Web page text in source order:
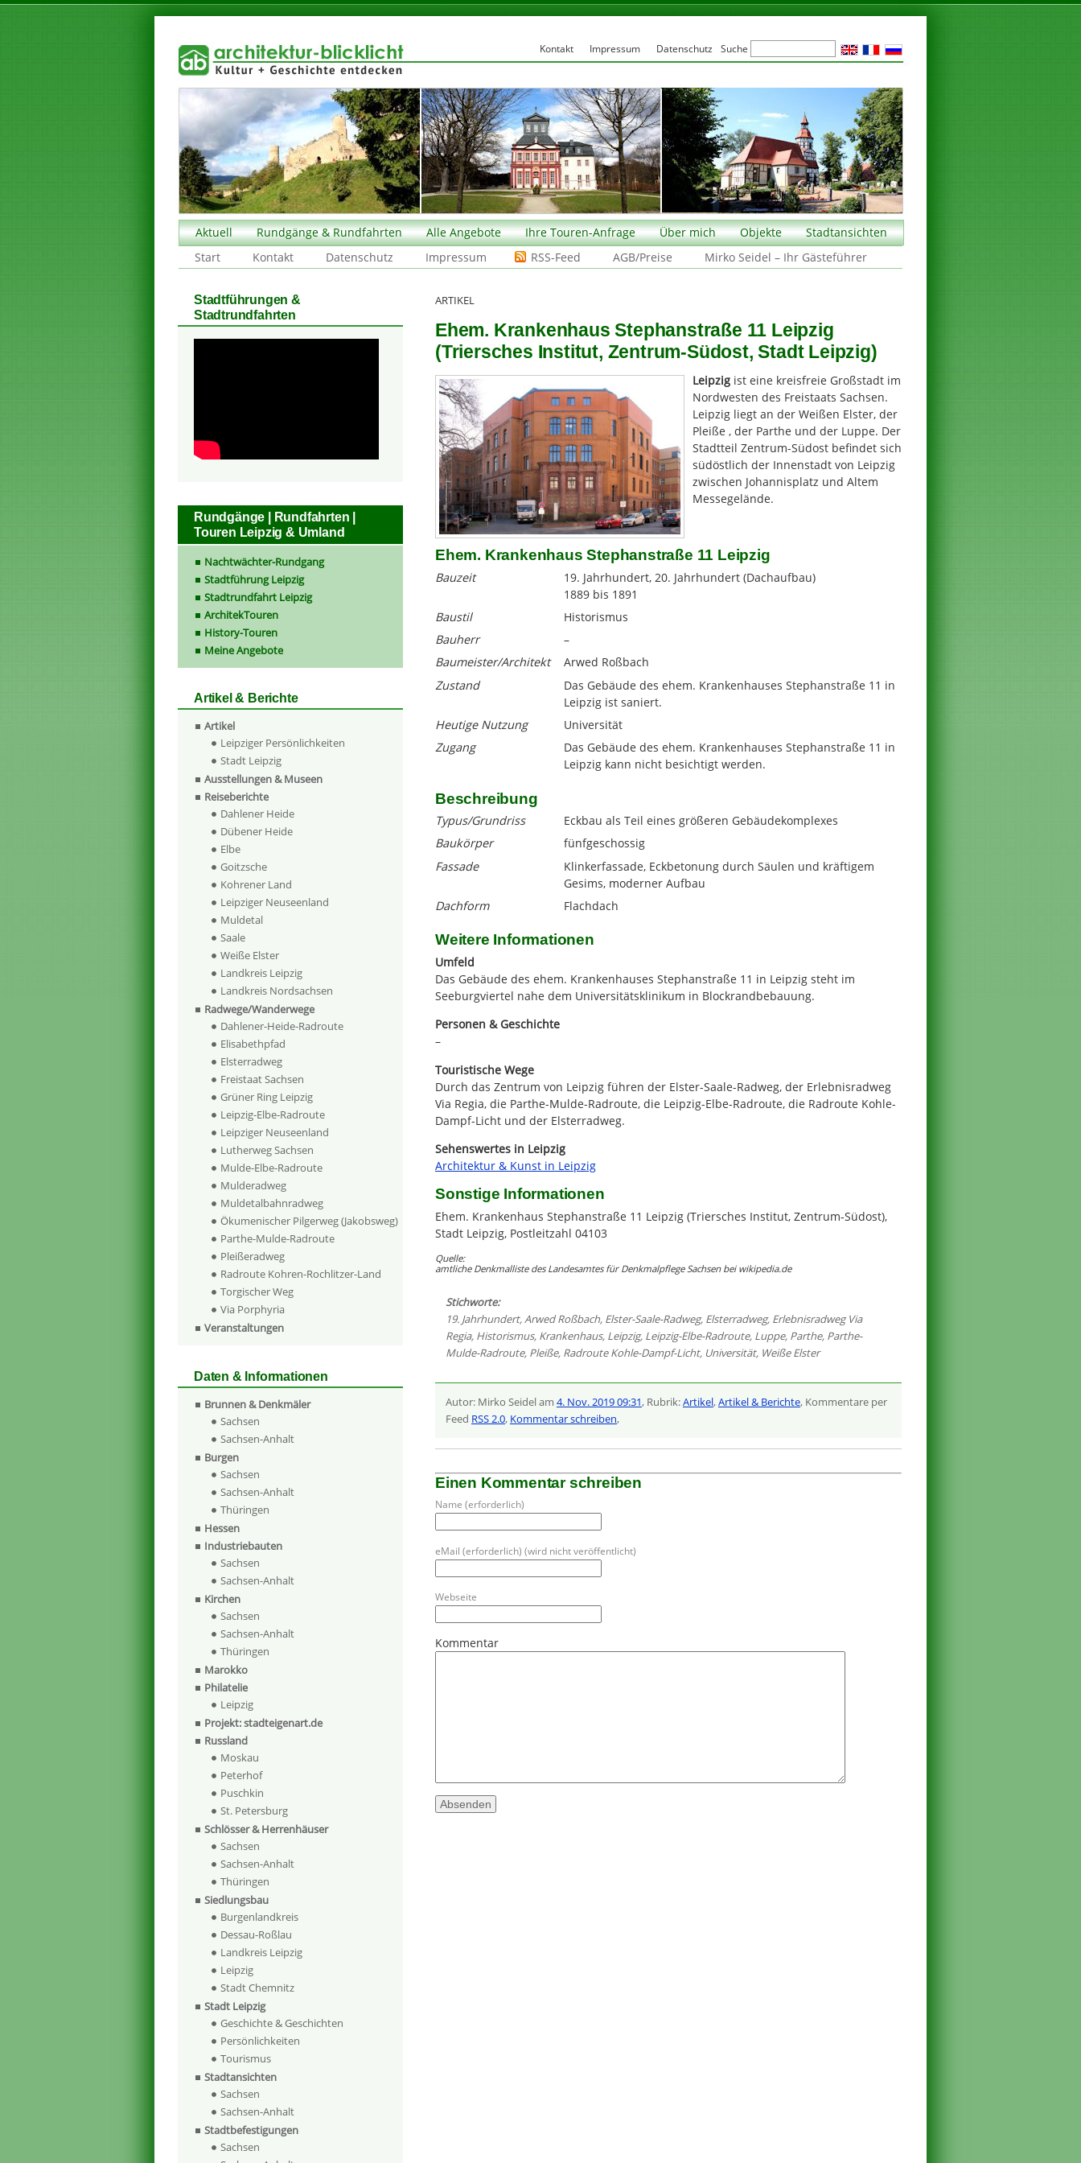
Aktuell Rundgänge & Rundfahrten Alle Angebote Ihre Touren-Anfrage Über mich Objekte
Stadtansichten
Start
Kontakt Datenschutz Impressum RSS-Feed AGB/Preise Mirko Seidel – Ihr Gästeführer
ARTIKEL
Ehem. Krankenhaus Stephanstraße 11 Leipzig
(Triersches Institut, Zentrum-Südost, Stadt Leipzig)
Leipzig ist eine kreisfreie Großstadt im
Nordwesten des Freistaats Sachsen.
Leipzig liegt an der Weißen Elster, der
Pleiße , der Parthe und der Luppe. Der
Stadtteil Zentrum-Südost befindet sich
südöstlich der Innenstadt von Leipzig
zwischen Johannisplatz und Altem
Messegelände.
Ehem. Krankenhaus Stephanstraße 11 Leipzig
Bauzeit
19. Jahrhundert, 20. Jahrhundert (Dachaufbau)
1889 bis 1891
Baustil
Historismus
Bauherr
–
Baumeister/Architekt
Arwed Roßbach
Zustand
Das Gebäude des ehem. Krankenhauses Stephanstraße 11 in
Leipzig ist saniert.
Heutige Nutzung
Universität
Zugang
Das Gebäude des ehem. Krankenhauses Stephanstraße 11 in
Leipzig kann nicht besichtigt werden.
Beschreibung
Typus/Grundriss
Eckbau als Teil eines größeren Gebäudekomplexes
Baukörper
fünfgeschossig
Fassade
Klinkerfassade, Eckbetonung durch Säulen und kräftigem
Gesims, moderner Aufbau
Dachform
Flachdach
Weitere Informationen
Umfeld
Das Gebäude des ehem. Krankenhauses Stephanstraße 11 in Leipzig steht im
Seeburgviertel nahe dem Universitätsklinikum in Blockrandbebauung.
Personen & Geschichte
–
Touristische Wege
Durch das Zentrum von Leipzig führen der Elster-Saale-Radweg, der Erlebnisradweg
Via Regia, die Parthe-Mulde-Radroute, die Leipzig-Elbe-Radroute, die Radroute Kohle-
Dampf-Licht und der Elsterradweg.
Sehenswertes in Leipzig
Architektur & Kunst in Leipzig
Sonstige Informationen
Ehem. Krankenhaus Stephanstraße 11 Leipzig (Triersches Institut, Zentrum-Südost),
Stadt Leipzig, Postleitzahl 04103
Quelle:
amtliche Denkmalliste des Landesamtes für Denkmalpflege Sachsen bei wikipedia.de
Stichworte:
19. Jahrhundert,Arwed Roßbach, Elster-Saale-Radweg, Elsterradweg, Erlebnisradweg Via
Regia, Historismus, Krankenhaus, Leipzig, Leipzig-Elbe-Radroute, Luppe, Parthe, Parthe-
Mulde-Radroute, Pleiße, Radroute Kohle-Dampf-Licht, Universität, Weiße Elster
Autor: Mirko Seidel am 4. Nov. 2019 09:31, Rubrik:Artikel,Artikel & Berichte, Kommentare per
Feed RSS 2.0, Kommentar schreiben,
Einen Kommentar schreiben
Name (erforderlich)
eMail (erforderlich) (wird nicht veröffentlicht)
Webseite
Kommentar
Stadtführungen &
Stadtrundfahrten
Rundgänge | Rundfahrten |
Touren Leipzig & Umland
Nachtwächter-Rundgang
Stadtführung Leipzig
Stadtrundfahrt Leipzig
ArchitekTouren
History-Touren
Meine Angebote
Artikel & Berichte
Artikel
Leipziger Persönlichkeiten
Stadt Leipzig
Ausstellungen & Museen
Reiseberichte
Dahlener Heide
Dübener Heide
Elbe
Goitzsche
Kohrener Land
Leipziger Neuseenland
Muldetal
Saale
Weiße Elster
Landkreis Leipzig
Landkreis Nordsachsen
Radwege/Wanderwege
Dahlener-Heide-Radroute
Elisabethpfad
Elsterradweg
Freistaat Sachsen
Grüner Ring Leipzig
Leipzig-Elbe-Radroute
Leipziger Neuseenland
Lutherweg Sachsen
Mulde-Elbe-Radroute
Mulderadweg
Muldetalbahnradweg
Ökumenischer Pilgerweg (Jakobsweg)
Parthe-Mulde-Radroute
Pleißeradweg
Radroute Kohren-Rochlitzer-Land
Torgischer Weg
Via Porphyria
Veranstaltungen
Daten & Informationen
Brunnen & Denkmäler
Sachsen
Sachsen-Anhalt
Burgen
Sachsen
Sachsen-Anhalt
Thüringen
Hessen
Industriebauten
Sachsen
Sachsen-Anhalt
Kirchen
Sachsen
Sachsen-Anhalt
Thüringen
Marokko
Philatelie
Leipzig
Projekt: stadteigenart.de
Russland
Moskau
Peterhof
Puschkin
St. Petersburg
Schlösser & Herrenhäuser
Sachsen
Sachsen-Anhalt
Thüringen
Siedlungsbau
Burgenlandkreis
Dessau-Roßlau
Landkreis Leipzig
Leipzig
Stadt Chemnitz
Stadt Leipzig
Geschichte & Geschichten
Persönlichkeiten
Tourismus
Stadtansichten
Sachsen
Sachsen-Anhalt
Stadtbefestigungen
Sachsen
Kontakt Impressum Datenschutz Suche